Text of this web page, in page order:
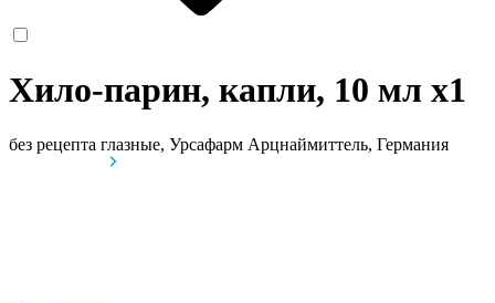
Хило-парин, капли, 10 мл x1
без рецепта глазные, Урсафарм Арцнаймиттель, Германия